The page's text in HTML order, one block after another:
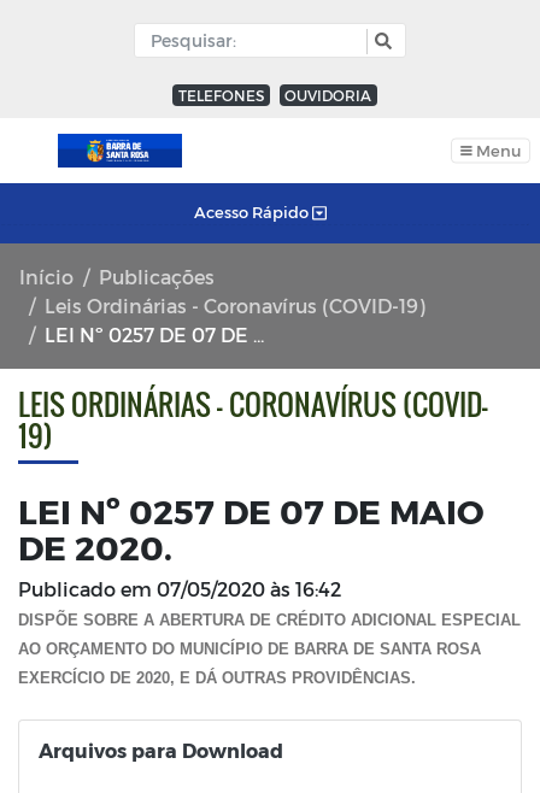
TELEFONES OUVIDORIA
Menu
Acesso Rápido
Início
Publicações
Leis Ordinárias - Coronavírus (COVID-19)
LEI Nº 0257 DE 07 DE MAIO DE 2020.
LEIS ORDINÁRIAS - CORONAVÍRUS (COVID-
19)
LEI Nº 0257 DE 07 DE MAIO
DE 2020.
Publicado em 07/05/2020 às 16:42
DISPÕE SOBRE A ABERTURA DE CRÉDITO ADICIONAL ESPECIAL
AO ORÇAMENTO DO MUNICÍPIO DE BARRA DE SANTA ROSA
EXERCÍCIO DE 2020, E DÁ OUTRAS PROVIDÊNCIAS.
Arquivos para Download